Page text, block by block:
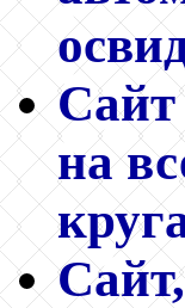
Сайт
на